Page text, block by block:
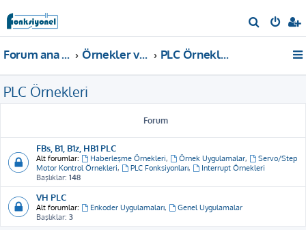
r
Forum ana sayfa Örnekler ve Dokümanlar PLC Örnekleri
PLC Örnekleri
Forum
FBs, B1, B1z, HB1 PLC
Alt forumlar: Haberleşme Örnekleri, Örnek Uygulamalar,
Servo/Step
Motor Kontrol Örnekleri, PLC Fonksiyonları,
Interrupt Örnekleri
Başlıklar: 148
VH PLC
Alt forumlar: Enkoder Uygulamaları,
Genel Uygulamalar
Başlıklar: 3